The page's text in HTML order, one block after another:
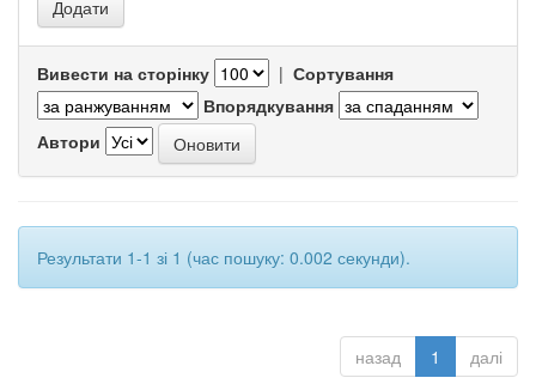
Вивести на сторінку | Сортування
Впорядкування
Автори
Результати 1-1 зі 1 (час пошуку: 0.002 секунди).
назад 1 далі